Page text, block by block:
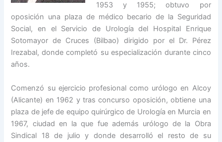
1953 y 1955; obtuvo por
oposición una plaza de médico becario de la Seguridad
Social, en el Servicio de Urología del Hospital Enrique
Sotomayor de Cruces (Bilbao) dirigido por el Dr. Pérez
Irezabal, donde completó su especialización durante cinco
años.
Comenzó su ejercicio profesional como urólogo en Alcoy
(Alicante) en 1962 y tras concurso oposición, obtiene una
plaza de jefe de equipo quirúrgico de Urología en Murcia en
1967, ciudad en la que fue además urólogo de la Obra
Sindical 18 de julio y donde desarrolló el resto de su